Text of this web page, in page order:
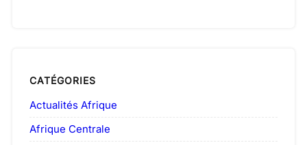
CATÉGORIES
Actualités Afrique
Afrique Centrale